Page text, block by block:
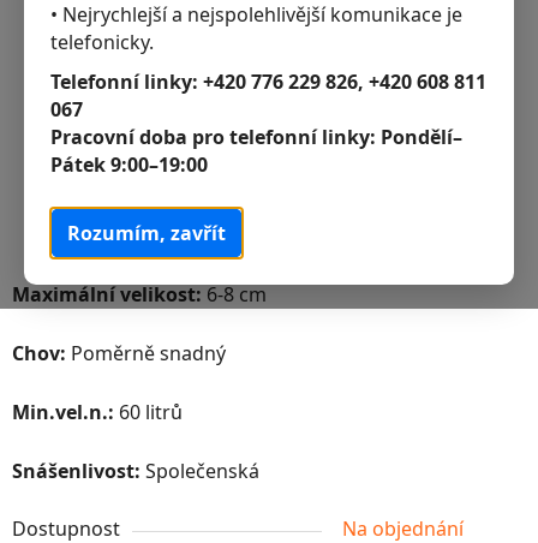
• Nejrychlejší a nejspolehlivější komunikace je
telefonicky.
Telefonní linky: +420 776 229 826, +420 608 811
067
Pracovní doba pro telefonní linky: Pondělí–
Pátek 9:00–19:00
Rozumím, zavřít
Maximální velikost: 6-8 cm
Chov: Poměrně snadný
Min.vel.n.: 60 litrů
Snášenlivost: Společenská
Dostupnost
Na objednání